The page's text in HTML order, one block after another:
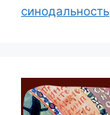
синодальность